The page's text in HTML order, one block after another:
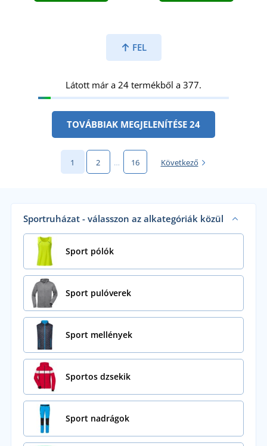
FEL
Látott már a 24 termékből a 377.
TOVÁBBIAK MEGJELENÍTÉSE 24
1 2 … 16 Következő
Sportruházat - válasszon az alkategóriák közül
Sport pólók
Sport pulóverek
Sport mellények
Sportos dzsekik
Sport nadrágok